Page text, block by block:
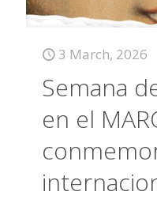
3 March, 2026
Semana
en el